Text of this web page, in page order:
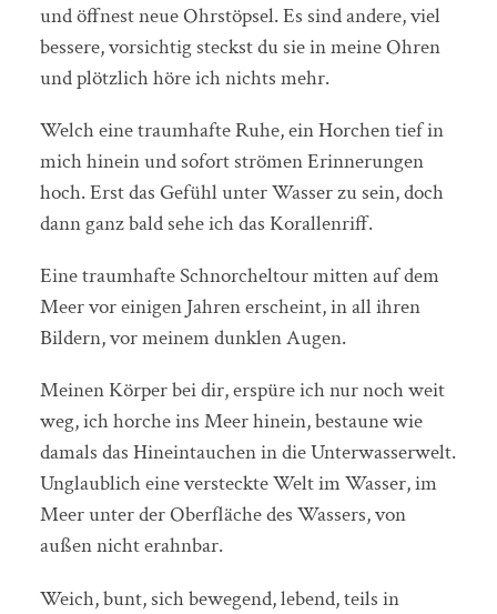
und öffnest neue Ohrstöpsel. Es sind andere, viel
bessere, vorsichtig steckst du sie in meine Ohren
und plötzlich höre ich nichts mehr.
Welch eine traumhafte Ruhe, ein Horchen tief in
mich hinein und sofort strömen Erinnerungen
hoch. Erst das Gefühl unter Wasser zu sein, doch
dann ganz bald sehe ich das Korallenriff.
Eine traumhafte Schnorcheltour mitten auf dem
Meer vor einigen Jahren erscheint, in all ihren
Bildern, vor meinem dunklen Augen.
Meinen Körper bei dir, erspüre ich nur noch weit
weg, ich horche ins Meer hinein, bestaune wie
damals das Hineintauchen in die Unterwasserwelt.
Unglaublich eine versteckte Welt im Wasser, im
Meer unter der Oberfläche des Wassers, von
außen nicht erahnbar.
Weich, bunt, sich bewegend, lebend, teils in